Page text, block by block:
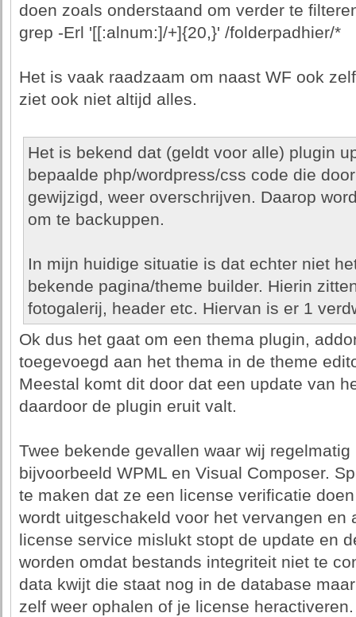
doen zoals onderstaand om verder te
grep -Erl '[[:alnum:]/+]{20,}' /folderpadhier/*
Het is vaak raadzaam om naast WF ook
ziet ook niet altijd alles.
Het is bekend dat (geldt voor alle) plugin
bepaalde php/wordpress/css code die
gewijzigd, weer overschrijven. Daarop
om te backuppen.
In mijn huidige situatie is dat echter niet
bekende pagina/theme builder. Hierin
fotogalerij, header etc. Hiervan is er 1
Ok dus het gaat om een thema plugin,
toegevoegd aan het thema in de theme
Meestal komt dit door dat een update van
daardoor de plugin eruit valt.
Twee bekende gevallen waar wij
bijvoorbeeld WPML en Visual Composer.
te maken dat ze een license verificatie
wordt uitgeschakeld voor het vervangen en
license service mislukt stopt de update en
worden omdat bestands integriteit niet te
data kwijt die staat nog in de database
zelf weer ophalen of je license